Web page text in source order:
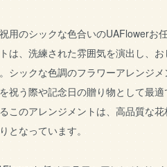
用のシックな色合いのUAFlowerお
は、洗練された雰囲気を演出し、
シックな色調のフラワーアレンジ
祝う際や記念日の贈り物として最
このアレンジメントは、高品質な
となっています。